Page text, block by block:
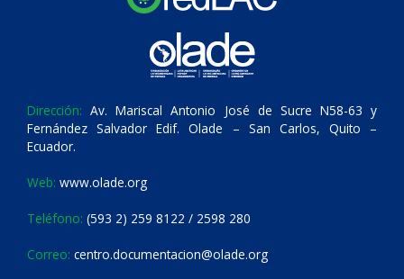
Dirección: Av. Mariscal Antonio José de Sucre N58-63 y
Fernández Salvador Edif. Olade – San Carlos, Quito –
Ecuador.
Web: www.olade.org
Teléfono: (593 2) 259 8122 / 2598 280
Correo: centro.documentacion@olade.org